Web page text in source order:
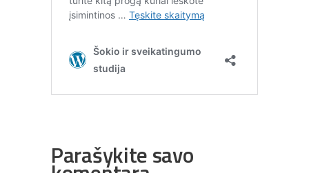
Parašykite savo